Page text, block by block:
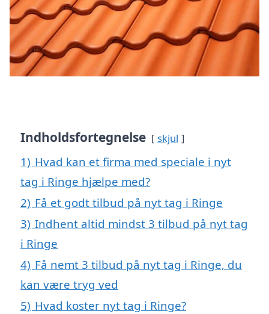
Indholdsfortegnelse skjul
1) Hvad kan et firma med speciale i nyt
tag i Ringe hjælpe med?
2) Få et godt tilbud på nyt tag i Ringe
3) Indhent altid mindst 3 tilbud på nyt tag
i Ringe
4) Få nemt 3 tilbud på nyt tag i Ringe, du
kan være tryg ved
5) Hvad koster nyt tag i Ringe?